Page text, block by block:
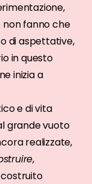
non fanno che
di aspettative,
in questo
inizia a
e di vita
grande vuoto
realizzate,
,
costruito